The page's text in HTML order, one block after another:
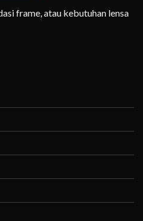
frame, atau kebutuhan lensa